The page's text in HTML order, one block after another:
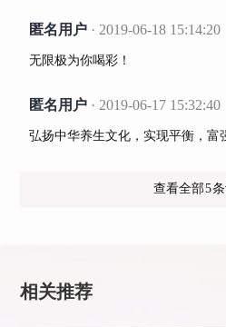
匿名用户 · 2019-06-18 15:14:20
无限极为你喝彩！
匿名用户 · 2019-06-17 15:32:40
弘扬中华养生文化，实现平衡，富
查看全部5
相关推荐